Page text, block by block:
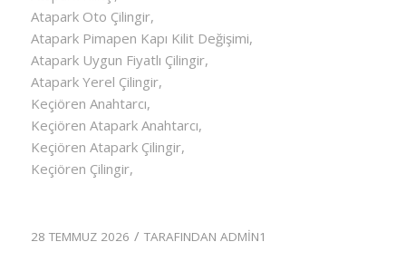
Atapark Oto Çilingir,
Atapark Pimapen Kapı Kilit Değişimi,
Atapark Uygun Fiyatlı Çilingir,
Atapark Yerel Çilingir,
Keçiören Anahtarcı,
Keçiören Atapark Anahtarcı,
Keçiören Atapark Çilingir,
Keçiören Çilingir,
28 TEMMUZ 2026 / TARAFINDAN ADMIN1